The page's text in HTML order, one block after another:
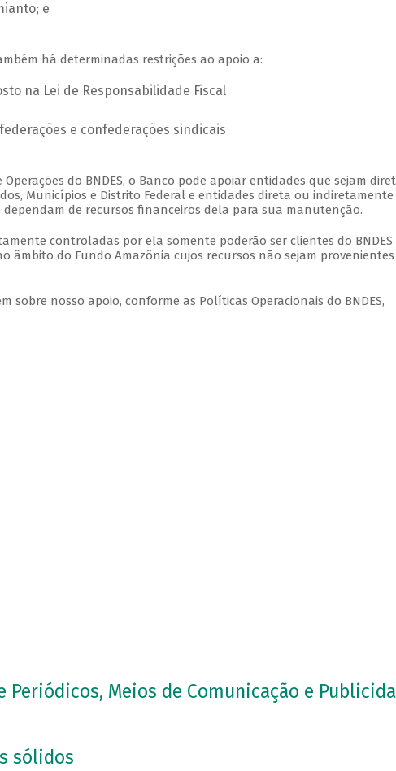
e
há determinadas restrições ao apoio a:
na Lei de Responsabilidade Fiscal
e confederações sindicais
do BNDES, o Banco pode apoiar entidades que sejam
Municípios e Distrito Federal e entidades direta ou indiretamente
de recursos financeiros dela para sua manutenção.
controladas por ela somente poderão ser clientes do BNDES
âmbito do Fundo Amazônia cujos recursos não sejam provenientes
sobre nosso apoio, conforme as Políticas Operacionais do BNDES,
Periódicos, Meios de Comunicação e
sólidos